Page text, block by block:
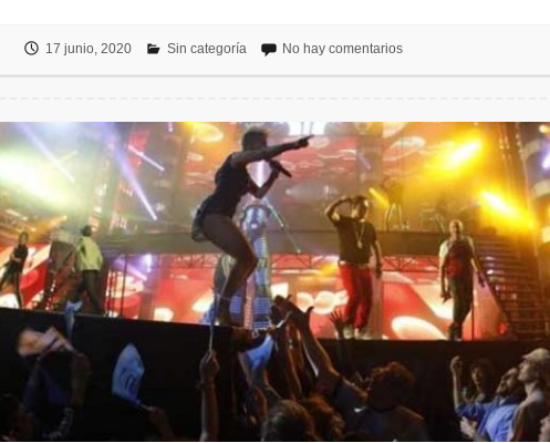
17 junio, 2020 Sin categoría No hay comentarios